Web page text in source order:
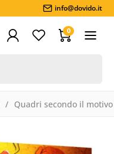
info@dovido.it
0
Quadri secondo il motivo